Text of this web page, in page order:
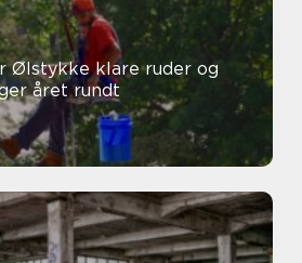
klare ruder og
året rundt